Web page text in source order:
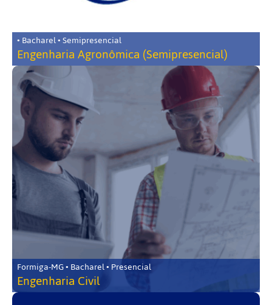
• Bacharel • Semipresencial
Engenharia Agronômica (Semipresencial)
Formiga-MG • Bacharel • Presencial
Engenharia Civil